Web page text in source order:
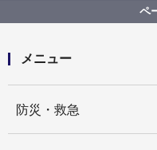
【公募型プロポ
本方針策定業務委
ペ
メニュー
防災・救急